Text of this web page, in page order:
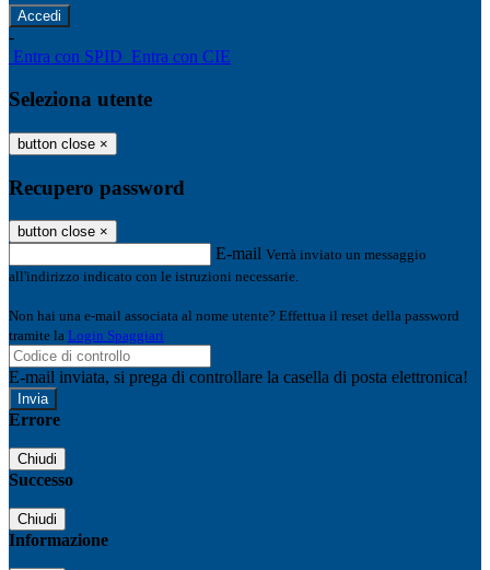
-
Entra con SPID Entra con CIE
Seleziona utente
button close ×
Recupero password
button close ×
E-mail Verrà inviato un messaggio
all'indirizzo indicato con le istruzioni necessarie.
Non hai una e-mail associata al nome utente? Effettua il reset della password
tramite la Login Spaggiari
E-mail inviata, si prega di controllare la casella di posta elettronica!
Errore
Chiudi
Successo
Chiudi
Informazione